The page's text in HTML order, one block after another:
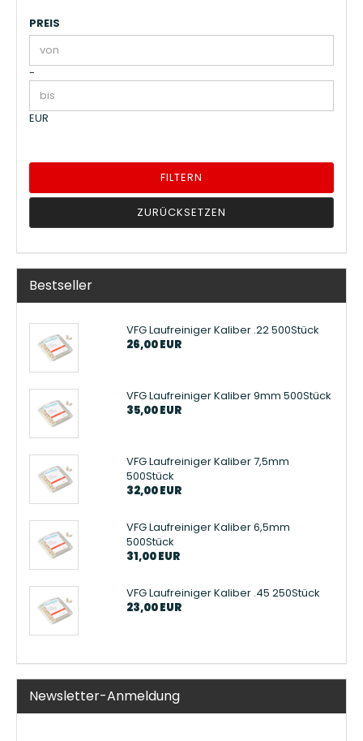
PREIS
PREIS
Preis bis
-
EUR
FILTERN
ZURÜCKSETZEN
Bestseller
VFG Laufreiniger Kaliber .22 500Stück
26,00 EUR
VFG Laufreiniger Kaliber 9mm 500Stück
35,00 EUR
VFG Laufreiniger Kaliber 7,5mm
500Stück
32,00 EUR
VFG Laufreiniger Kaliber 6,5mm
500Stück
31,00 EUR
VFG Laufreiniger Kaliber .45 250Stück
23,00 EUR
Newsletter-Anmeldung